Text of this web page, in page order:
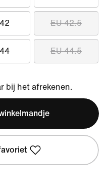
EU 42.5
EU 44.5
bij het afrekenen.